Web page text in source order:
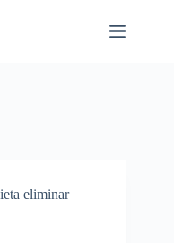
eliminar